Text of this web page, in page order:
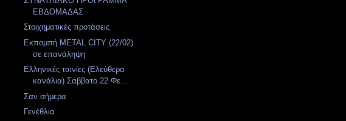
ΕΒΔΟΜΑΔΑΣ
Στοιχηματικές προτάσεις
Εκπομπή METAL CITY (22/02)
σε επανάληψη
Ελληνικές ταινίες (Ελεύθερα
κανάλια) Σάββατο 22 Φε...
Σαν σήμερα
Γενέθλια